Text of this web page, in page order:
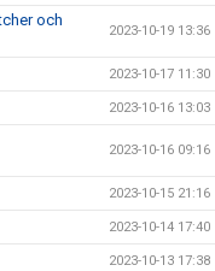
och
2023-10-19 13:36
2023-10-17 11:30
2023-10-16 13:03
2023-10-16 09:16
2023-10-15 21:16
2023-10-14 17:40
2023-10-13 17:38